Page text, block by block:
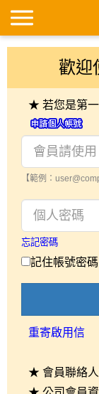
歡迎
★ 若您是第
【範例：
忘記密碼
記住帳號密碼
重寄啟用信
★ 會員聯絡